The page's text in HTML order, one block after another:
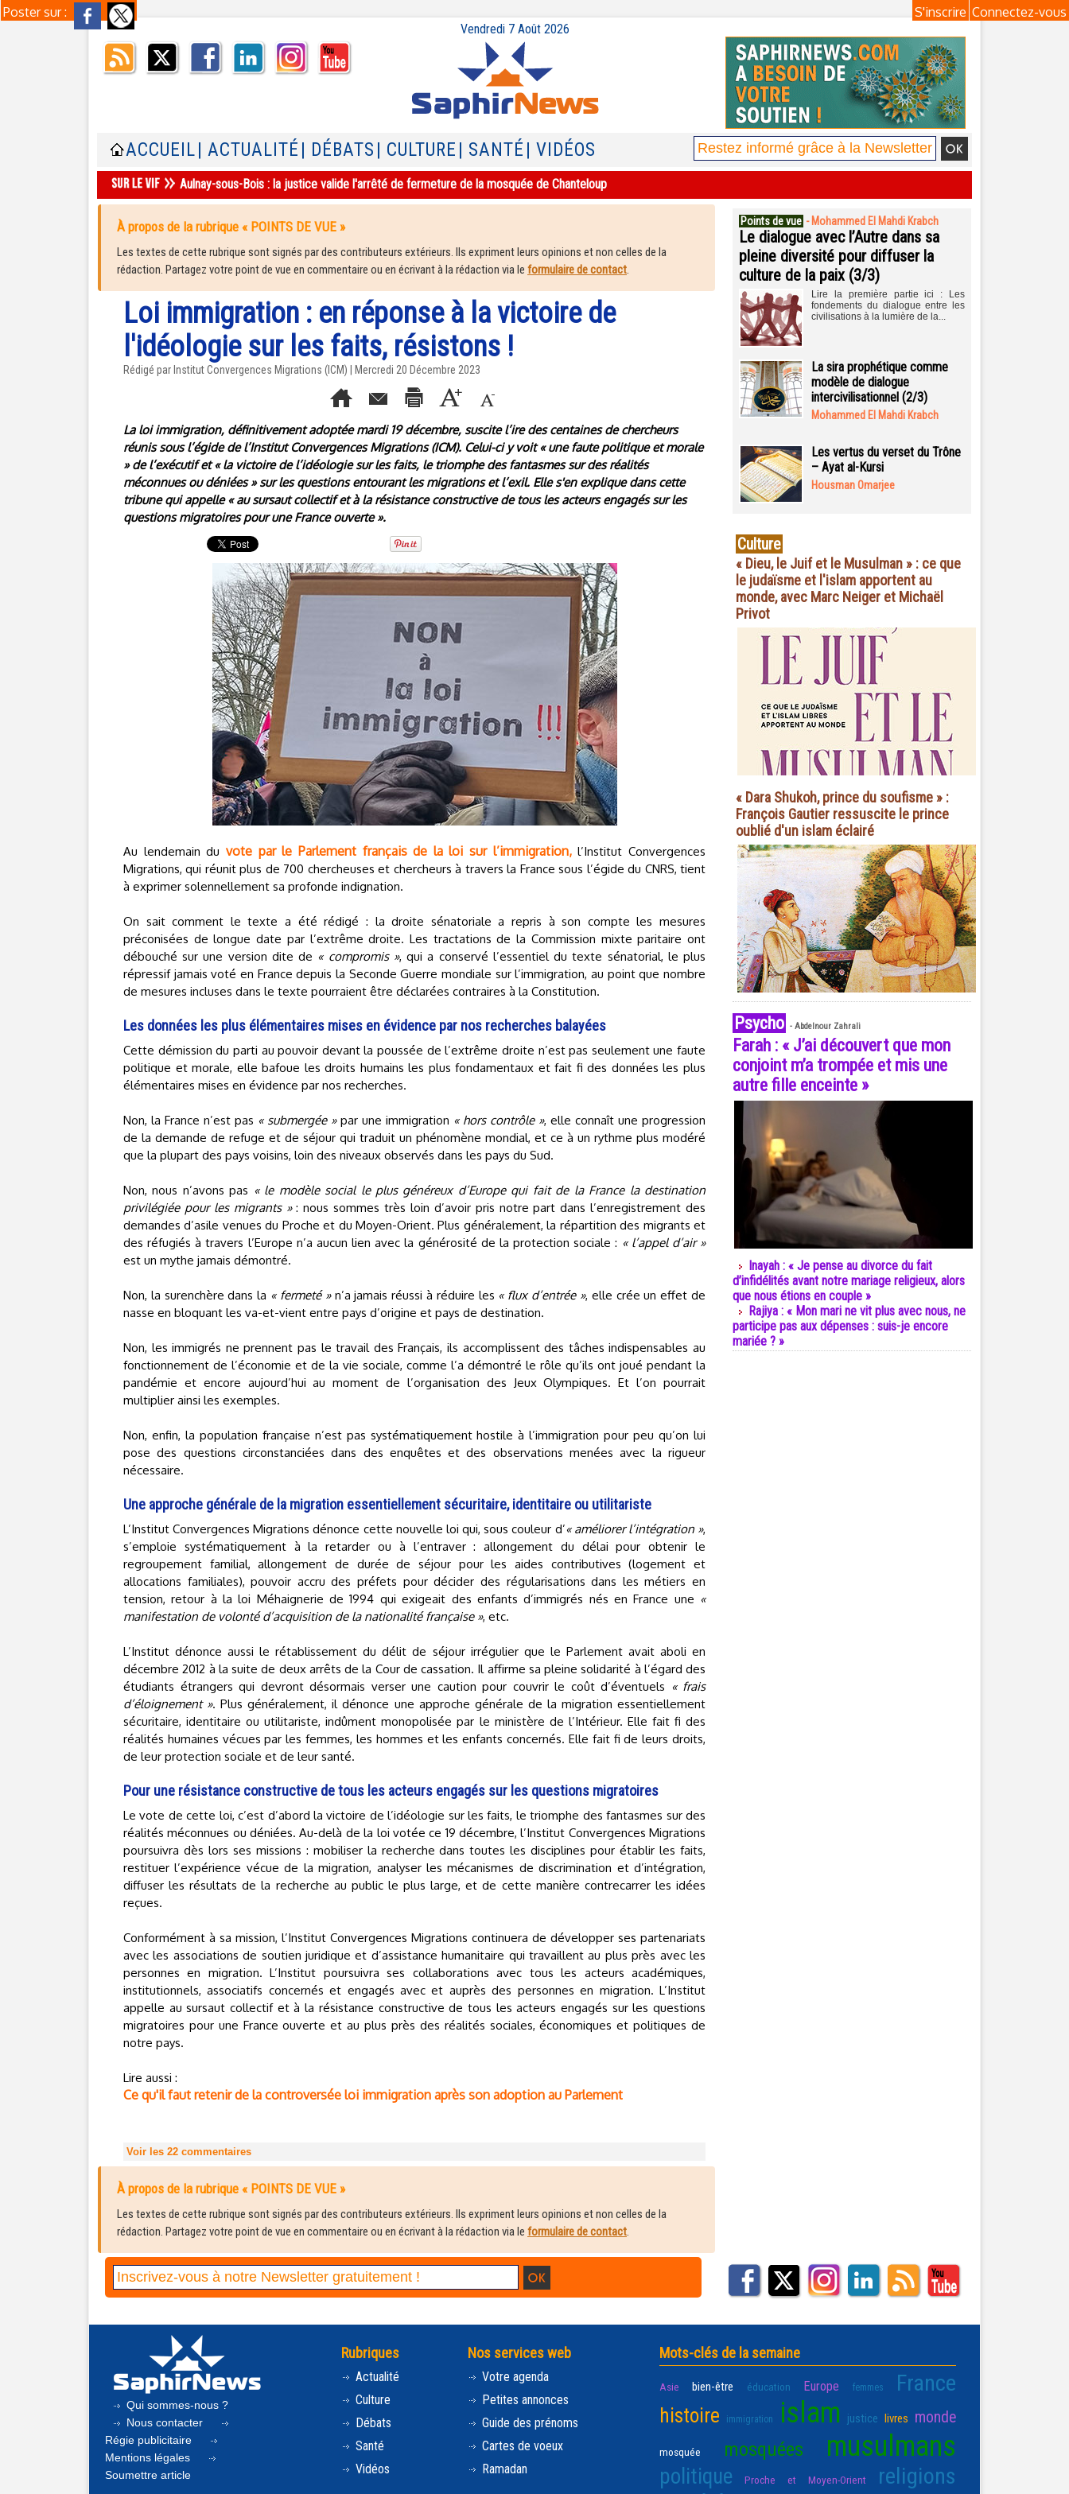
Poster sur : Connectez-vous
S'inscrire
Vendredi 7 Août 2026
ACCUEIL | ACTUALITÉ | DÉBATS | CULTURE | SANTÉ | VIDÉOS
Aulnay-sous-Bois : la justice valide l'arrêté de fermeture de la mosquée de Chanteloup
À propos de la rubrique « POINTS DE VUE »
Les textes de cette rubrique sont signés par des contributeurs extérieurs. Ils expriment leurs opinions et non celles de la
rédaction. Partagez votre point de vue en commentaire ou en écrivant à la rédaction via le formulaire de contact.
Loi immigration : en réponse à la victoire de
l'idéologie sur les faits, résistons !
Rédigé par Institut Convergences Migrations (ICM) | Mercredi 20 Décembre 2023
La loi immigration, définitivement adoptée mardi 19 décembre, suscite l’ire des centaines de chercheurs
réunis sous l’égide de l’Institut Convergences Migrations (ICM). Celui-ci y voit « une faute politique et morale
» de l’exécutif et « la victoire de l’idéologie sur les faits, le triomphe des fantasmes sur des réalités
méconnues ou déniées » sur les questions entourant les migrations et l’exil. Elle s'en explique dans cette
tribune qui appelle « au sursaut collectif et à la résistance constructive de tous les acteurs engagés sur les
questions migratoires pour une France ouverte ».
Au lendemain du vote par le Parlement français de la loi sur l’immigration,l’Institut Convergences
Migrations, qui réunit plus de 700 chercheuses et chercheurs à travers la France sous l’égide du CNRS, tient
à exprimer solennellement sa profonde indignation.
On sait comment le texte a été rédigé : la droite sénatoriale a repris à son compte les mesures
préconisées de longue date par l’extrême droite. Les tractations de la Commission mixte paritaire ont
débouché sur une version dite de « compromis », qui a conservé l’essentiel du texte sénatorial, le plus
répressif jamais voté en France depuis la Seconde Guerre mondiale sur l’immigration, au point que nombre
de mesures incluses dans le texte pourraient être déclarées contraires à la Constitution.
Les données les plus élémentaires mises en évidence par nos recherches balayées
Cette démission du parti au pouvoir devant la poussée de l’extrême droite n’est pas seulement une faute
politique et morale, elle bafoue les droits humains les plus fondamentaux et fait fi des données les plus
élémentaires mises en évidence par nos recherches.
Non, la France n’est pas « submergée »par une immigration « hors contrôle », elle connaît une progression
de la demande de refuge et de séjour qui traduit un phénomène mondial, et ce à un rythme plus modéré
que la plupart des pays voisins, loin des niveaux observés dans les pays du Sud.
Non, nous n’avons pas « le modèle social le plus généreux d’Europe qui fait de la France la destination
privilégiée pour les migrants »: nous sommes très loin d’avoir pris notre part dans l’enregistrement des
demandes d’asile venues du Proche et du Moyen-Orient. Plus généralement, la répartition des migrants et
des réfugiés à travers l’Europe n’a aucun lien avec la générosité de la protection sociale : « l’appel d’air »
est un mythe jamais démontré.
Non, la surenchère dans la « fermeté »n’a jamais réussi à réduire les « flux d’entrée », elle crée un effet de
nasse en bloquant les va-et-vient entre pays d’origine et pays de destination.
Non, les immigrés ne prennent pas le travail des Français, ils accomplissent des tâches indispensables au
fonctionnement de l’économie et de la vie sociale, comme l’a démontré le rôle qu’ils ont joué pendant la
pandémie et encore aujourd’hui au moment de l’organisation des Jeux Olympiques. Et l’on pourrait
multiplier ainsi les exemples.
Non, enfin, la population française n’est pas systématiquement hostile à l’immigration pour peu qu’on lui
pose des questions circonstanciées dans des enquêtes et des observations menées avec la rigueur
nécessaire.
Une approche générale de la migration essentiellement sécuritaire, identitaire ou utilitariste
L’Institut Convergences Migrations dénonce cette nouvelle loi qui, sous couleur d’« améliorer l’intégration »,
s’emploie systématiquement à la retarder ou à l’entraver : allongement du délai pour obtenir le
regroupement familial, allongement de durée de séjour pour les aides contributives (logement et
allocations familiales), pouvoir accru des préfets pour décider des régularisations dans les métiers en
tension, retour à la loi Méhaignerie de 1994 qui exigeait des enfants d’immigrés nés en France une «
manifestation de volonté d’acquisition de la nationalité française », etc.
L’Institut dénonce aussi le rétablissement du délit de séjour irrégulier que le Parlement avait aboli en
décembre 2012 à la suite de deux arrêts de la Cour de cassation. Il affirme sa pleine solidarité à l’égard des
étudiants étrangers qui devront désormais verser une caution pour couvrir le coût d’éventuels « frais
d’éloignement ». Plus généralement, il dénonce une approche générale de la migration essentiellement
sécuritaire, identitaire ou utilitariste, indûment monopolisée par le ministère de l’Intérieur. Elle fait fi des
réalités humaines vécues par les femmes, les hommes et les enfants concernés. Elle fait fi de leurs droits,
de leur protection sociale et de leur santé.
Pour une résistance constructive de tous les acteurs engagés sur les questions migratoires
Le vote de cette loi, c’est d’abord la victoire de l’idéologie sur les faits, le triomphe des fantasmes sur des
réalités méconnues ou déniées. Au-delà de la loi votée ce 19 décembre, l’Institut Convergences Migrations
poursuivra dès lors ses missions : mobiliser la recherche dans toutes les disciplines pour établir les faits,
restituer l’expérience vécue de la migration, analyser les mécanismes de discrimination et d’intégration,
diffuser les résultats de la recherche au public le plus large, et de cette manière contrecarrer les idées
reçues.
Conformément à sa mission, l’Institut Convergences Migrations continuera de développer ses partenariats
avec les associations de soutien juridique et d’assistance humanitaire qui travaillent au plus près avec les
personnes en migration. L’Institut poursuivra ses collaborations avec tous les acteurs académiques,
institutionnels, associatifs concernés et engagés avec et auprès des personnes en migration. L’Institut
appelle au sursaut collectif et à la résistance constructive de tous les acteurs engagés sur les questions
migratoires pour une France ouverte et au plus près des réalités sociales, économiques et politiques de
notre pays.
Lire aussi :
Ce qu'il faut retenir de la controversée loi immigration après son adoption au Parlement
Voir les 22 commentaires
À propos de la rubrique « POINTS DE VUE »
Les textes de cette rubrique sont signés par des contributeurs extérieurs. Ils expriment leurs opinions et non celles de la
rédaction. Partagez votre point de vue en commentaire ou en écrivant à la rédaction via le formulaire de contact.
Points de vue - Mohammed El Mahdi Krabch
Le dialogue avec l’Autre dans sa
pleine diversité pour diffuser la
culture de la paix (3/3)
Lire la première partie ici : Les
fondements du dialogue entre les
civilisations à la lumière de la...
La sira prophétique comme
modèle de dialogue
intercivilisationnel (2/3)
Mohammed El Mahdi Krabch
Les vertus du verset du Trône
– Ayat al-Kursi
Housman Omarjee
Culture
« Dieu, le Juif et le Musulman » : ce que
le judaïsme et l'islam apportent au
monde, avec Marc Neiger et Michaël
Privot
« Dara Shukoh, prince du soufisme » :
François Gautier ressuscite le prince
oublié d'un islam éclairé
Psycho - Abdelnour Zahrali
Farah : « J’ai découvert que mon
conjoint m’a trompée et mis une
autre fille enceinte »
Inayah : « Je pense au divorce du fait
d’infidélités avant notre mariage religieux, alors
que nous étions en couple »
Rajiya : « Mon mari ne vit plus avec nous, ne
participe pas aux dépenses : suis-je encore
mariée ? »
Qui sommes-nous ?
Nous contacter
Régie publicitaire
Mentions légales
Soumettre article
Rubriques
Actualité
Culture
Débats
Santé
Vidéos
Nos services web
Votre agenda
Petites annonces
Guide des prénoms
Cartes de voeux
Ramadan
Mots-clés de la semaine
Asie bien-être éducation Europe femmes France
histoire immigration islam justice livres monde
mosquée mosquées musulmans
politique Proche et Moyen-Orient
religions